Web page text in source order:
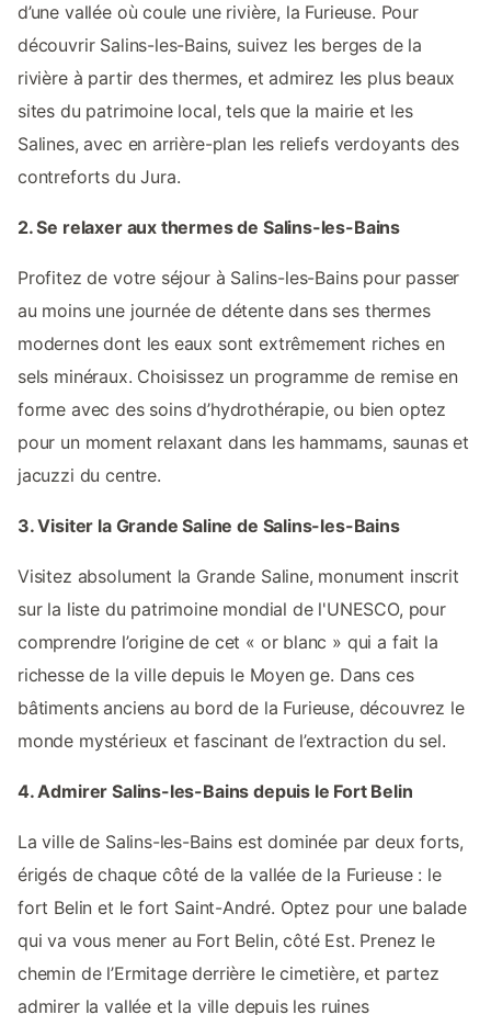
d’une vallée où coule une rivière, la Furieuse. Pour
découvrir Salins-les-Bains, suivez les berges de la
rivière à partir des thermes, et admirez les plus beaux
sites du patrimoine local, tels que la mairie et les
Salines, avec en arrière-plan les reliefs verdoyants des
contreforts du Jura.
2. Se relaxer aux thermes de Salins-les-Bains
Profitez de votre séjour à Salins-les-Bains pour passer
au moins une journée de détente dans ses thermes
modernes dont les eaux sont extrêmement riches en
sels minéraux. Choisissez un programme de remise en
forme avec des soins d’hydrothérapie, ou bien optez
pour un moment relaxant dans les hammams, saunas et
jacuzzi du centre.
3. Visiter la Grande Saline de Salins-les-Bains
Visitez absolument la Grande Saline, monument inscrit
sur la liste du patrimoine mondial de l'UNESCO, pour
comprendre l’origine de cet « or blanc » qui a fait la
richesse de la ville depuis le Moyen ge. Dans ces
bâtiments anciens au bord de la Furieuse, découvrez le
monde mystérieux et fascinant de l’extraction du sel.
4. Admirer Salins-les-Bains depuis le Fort Belin
La ville de Salins-les-Bains est dominée par deux forts,
érigés de chaque côté de la vallée de la Furieuse : le
fort Belin et le fort Saint-André. Optez pour une balade
qui va vous mener au Fort Belin, côté Est. Prenez le
chemin de l’Ermitage derrière le cimetière, et partez
admirer la vallée et la ville depuis les ruines